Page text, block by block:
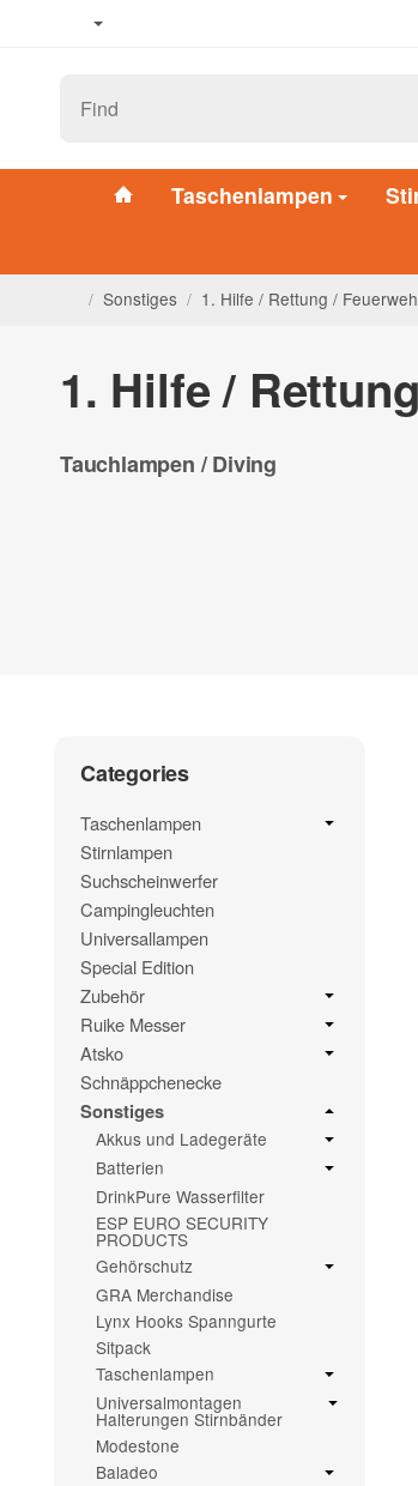
Taschenlampen
/ Sonstiges / 1. Hilfe / Rettung /
1. Hilfe /
Tauchlampen / Diving
Categories
Taschenlampen
Stirnlampen
Suchscheinwerfer
Campingleuchten
Universallampen
Special Edition
Zubehör
Ruike Messer
Atsko
Schnäppchenecke
Sonstiges
Akkus und Ladegeräte
Batterien
DrinkPure Wasserfilter
ESP EURO SECURITY
PRODUCTS
Gehörschutz
GRA Merchandise
Lynx Hooks Spanngurte
Sitpack
Taschenlampen
Universalmontagen
Halterungen Stirnbänder
Modestone
Baladeo